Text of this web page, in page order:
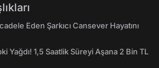
Eden Şarkıcı Cansever Hayatını
Yağdı! 1,5 Saatlik Süreyi Aşana 2 Bin TL